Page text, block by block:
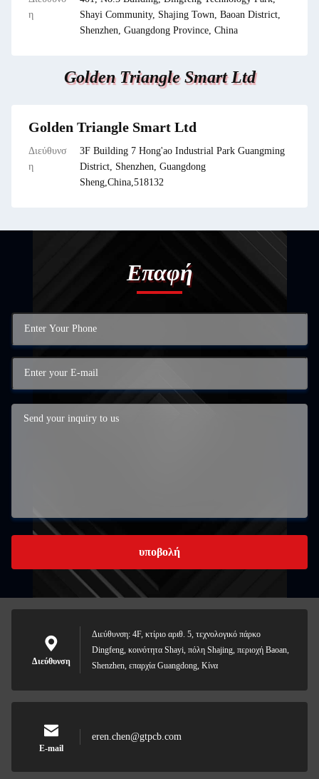
η
Shayi Community, Shajing Town, Baoan District,
Shenzhen, Guangdong Province, China
Golden Triangle Smart Ltd
Golden Triangle Smart Ltd
Διεύθυνσ
η
3F Building 7 Hong'ao Industrial Park Guangming
District, Shenzhen, Guangdong
Sheng,China,518132
Επαφή
υποβολή
Διεύθυνση
Διεύθυνση: 4F, κτίριο αριθ. 5, τεχνολογικό πάρκο
Dingfeng, κοινότητα Shayi, πόλη Shajing, περιοχή Baoan,
Shenzhen, επαρχία Guangdong, Κίνα
E-mail
eren.chen@gtpcb.com